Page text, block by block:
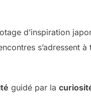
d’inspiration
s’adressent
guidé par la